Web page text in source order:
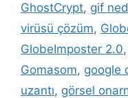
GhostCrypt, gif
virüsü çözüm,
GlobeImposter 2.0,
Gomasom, google
uzantı, görsel